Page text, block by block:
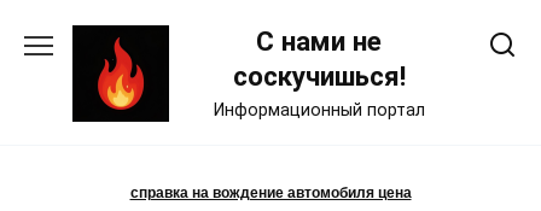
С нами не
соскучишься!
Информационный портал
справка на вождение автомобиля цена